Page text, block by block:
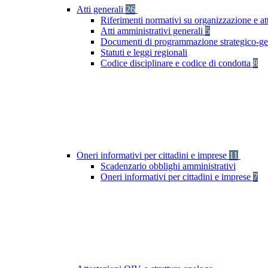
Atti generali 26
Riferimenti normativi su organizzazione e
Atti amministrativi generali 5
Documenti di programmazione strategico-
Statuti e leggi regionali
Codice disciplinare e codice di condotta 8
Oneri informativi per cittadini e imprese 11
Scadenzario obblighi amministrativi
Oneri informativi per cittadini e imprese 7